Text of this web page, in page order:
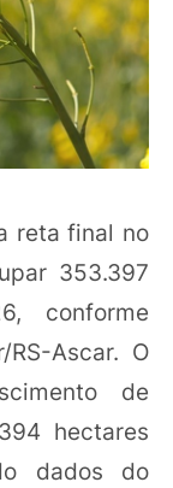
reta final no
353.397
conforme
Ascar. O
de
hectares
dados do